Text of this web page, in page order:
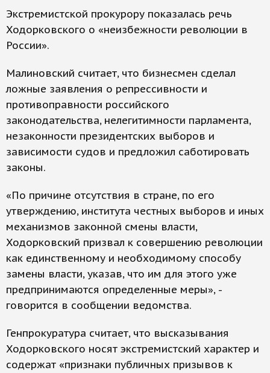
Экстремистской прокурору показалась речь
Ходорковского о «неизбежности революции в
России».
Малиновский считает, что бизнесмен сделал
ложные заявления о репрессивности и
противоправности российского
законодательства, нелегитимности парламента,
незаконности президентских выборов и
зависимости судов и предложил саботировать
законы.
«По причине отсутствия в стране, по его
утверждению, института честных вы­боров и иных
механизмов законной смены власти,
Ходорковский призвал к совершению революции
как единственному и необходимому способу
замены власти, указав, что им для этого уже
предпринимаются определенные меры», -
говорится в сообщении ведомства.
Генпрокуратура считает, что высказывания
Ходорковского носят экстремистский характер и
содержат «признаки публичных призывов к